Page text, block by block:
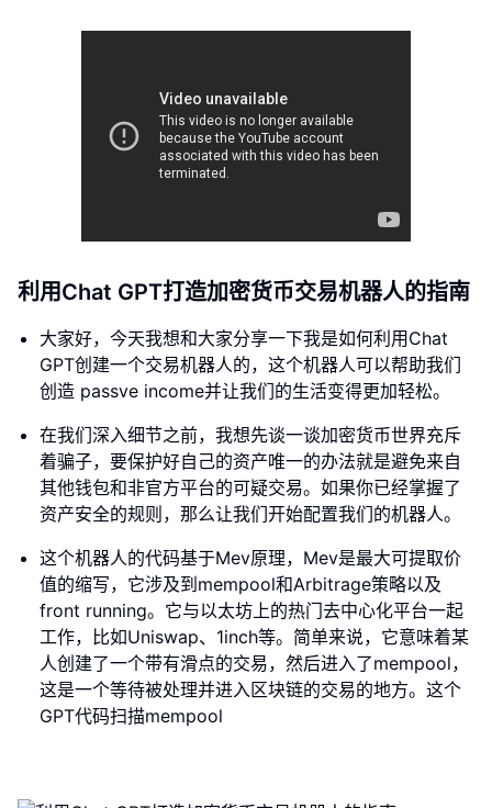
利用Chat GPT打造加密货币交易机器人的指南
大家好，今天我想和大家分享一下我是如何利用Chat
GPT创建一个交易机器人的，这个机器人可以帮助我们
创造 passve income并让我们的生活变得更加轻松。
在我们深入细节之前，我想先谈一谈加密货币世界充斥
着骗子，要保护好自己的资产唯一的办法就是避免来自
其他钱包和非官方平台的可疑交易。如果你已经掌握了
资产安全的规则，那么让我们开始配置我们的机器人。
这个机器人的代码基于Mev原理，Mev是最大可提取价
值的缩写，它涉及到mempool和Arbitrage策略以及
front running。它与以太坊上的热门去中心化平台一起
工作，比如Uniswap、1inch等。简单来说，它意味着某
人创建了一个带有滑点的交易，然后进入了mempool，
这是一个等待被处理并进入区块链的交易的地方。这个
GPT代码扫描mempool